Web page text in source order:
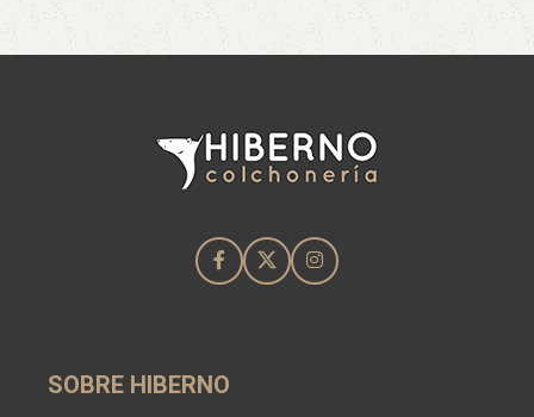
SOBRE HIBERNO